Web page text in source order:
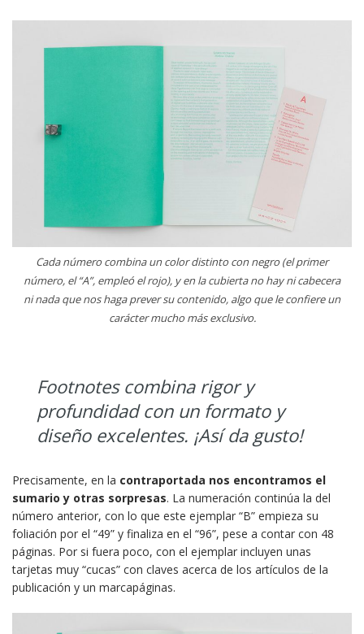
Cada número combina un color distinto con negro (el primer
número, el “A”, empleó el rojo), y en la cubierta no hay ni cabecera
ni nada que nos haga prever su contenido, algo que le confiere un
carácter mucho más exclusivo.
Footnotes combina rigor y
profundidad con un formato y
diseño excelentes. ¡Así da gusto!
Precisamente, en la contraportada nos encontramos el
sumario y otras sorpresas. La numeración continúa la del
número anterior, con lo que este ejemplar “B” empieza su
foliación por el “49” y finaliza en el “96”, pese a contar con 48
páginas. Por si fuera poco, con el ejemplar incluyen unas
tarjetas muy “cucas” con claves acerca de los artículos de la
publicación y un marcapáginas.